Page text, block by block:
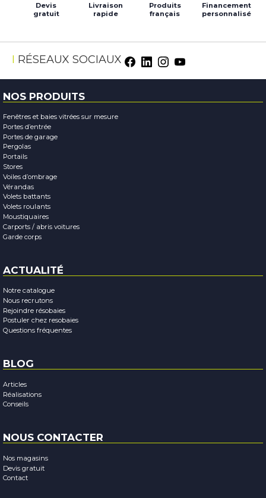
Devis
gratuit
Livraison
rapide
Produits
français
Financement
personnalisé
RÉSEAUX SOCIAUX Facebook
LinkedIn
Instagram
Youtube
NOS PRODUITS
Fenêtres et baies vitrées sur mesure
Portes d’entrée
Portes de garage
Pergolas
Portails
Stores
Voiles d’ombrage
Vérandas
Volets battants
Volets roulants
Moustiquaires
Carports / abris voitures
Garde corps
ACTUALITÉ
Notre catalogue
Nous recrutons
Rejoindre résobaies
Postuler chez resobaies
Questions fréquentes
BLOG
Articles
Réalisations
Conseils
NOUS CONTACTER
Nos magasins
Devis gratuit
Contact